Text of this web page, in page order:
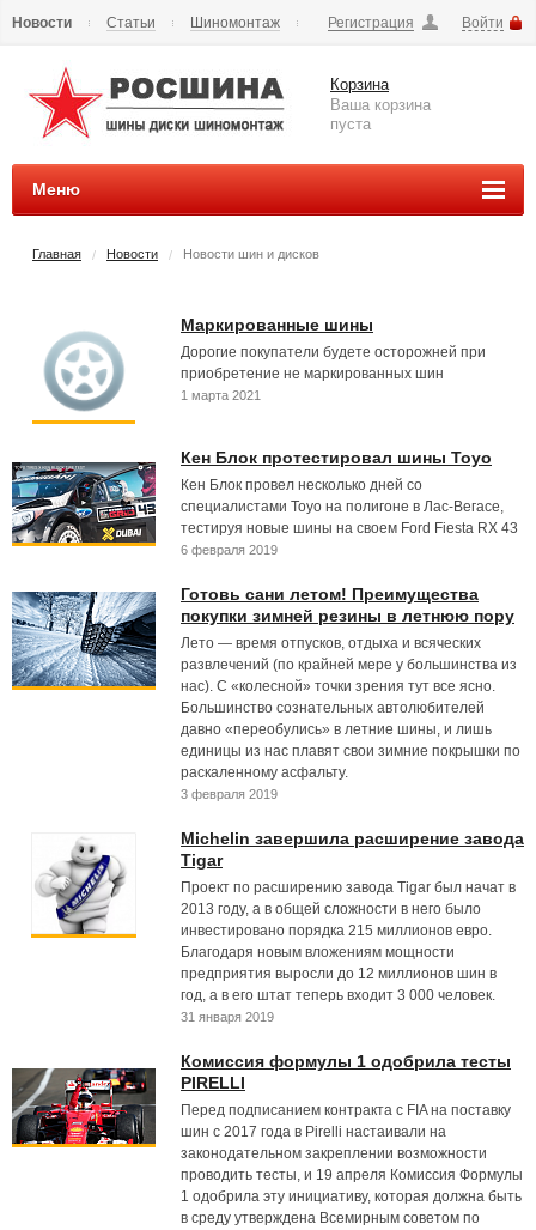
Регистрация Войти
Новости Статьи
Шиномонтаж
Вопросы и ответы
Контакты Наши реквизиты
Корзина
Ваша корзина
пуста
Меню
Главная / Новости / Новости шин и дисков
Маркированные шины
Дорогие покупатели будете осторожней при
приобретение не маркированных шин
1 марта 2021
Кен Блок протестировал шины Toyo
Кен Блок провел несколько дней со
специалистами Toyo на полигоне в Лас-Вегасе,
тестируя новые шины на своем Ford Fiesta RX 43
6 февраля 2019
Готовь сани летом! Преимущества
покупки зимней резины в летнюю пору
Лето — время отпусков, отдыха и всяческих
развлечений (по крайней мере у большинства из
нас). С «колесной» точки зрения тут все ясно.
Большинство сознательных автолюбителей
давно «переобулись» в летние шины, и лишь
единицы из нас плавят свои зимние покрышки по
раскаленному асфальту.
3 февраля 2019
Michelin завершила расширение завода
Tigar
Проект по расширению завода Tigar был начат в
2013 году, а в общей сложности в него было
инвестировано порядка 215 миллионов евро.
Благодаря новым вложениям мощности
предприятия выросли до 12 миллионов шин в
год, а в его штат теперь входит 3 000 человек.
31 января 2019
Комиссия формулы 1 одобрила тесты
PIRELLI
Перед подписанием контракта с FIA на поставку
шин с 2017 года в Pirelli настаивали на
законодательном закреплении возможности
проводить тесты, и 19 апреля Комиссия Формулы
1 одобрила эту инициативу, которая должна быть
в среду утверждена Всемирным советом по